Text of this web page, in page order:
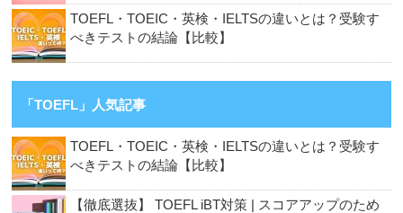
TOEFL・TOEIC・英検・IELTSの違いとは？受験す
べきテストの結論【比較】
「TOEFL」人気記事
TOEFL・TOEIC・英検・IELTSの違いとは？受験す
べきテストの結論【比較】
【徹底選抜】 TOEFL iBT対策 | スコアアップのため